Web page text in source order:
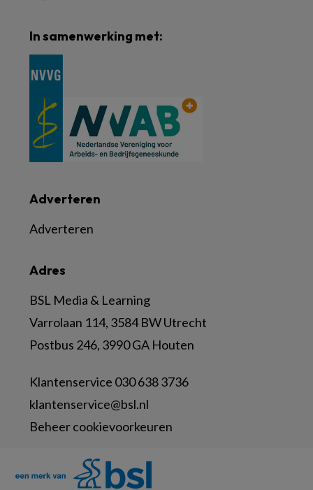
Adres
BSL Media & Learning
Varrolaan 114, 3584 BW Utrecht
Postbus 246, 3990 GA Houten
Klantenservice 030 638 3736
klantenservice@bsl.nl
Beheer cookievoorkeuren
Adverteren
Adverteren
In samenwerking met: